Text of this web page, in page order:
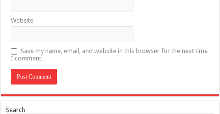
Website
Save my name, email, and website in this browser for the next time
I comment.
Search